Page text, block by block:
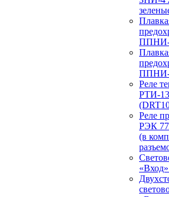
ППНИ-
ППНИ-
Реле
РТИ-
Реле
РЭК
(в